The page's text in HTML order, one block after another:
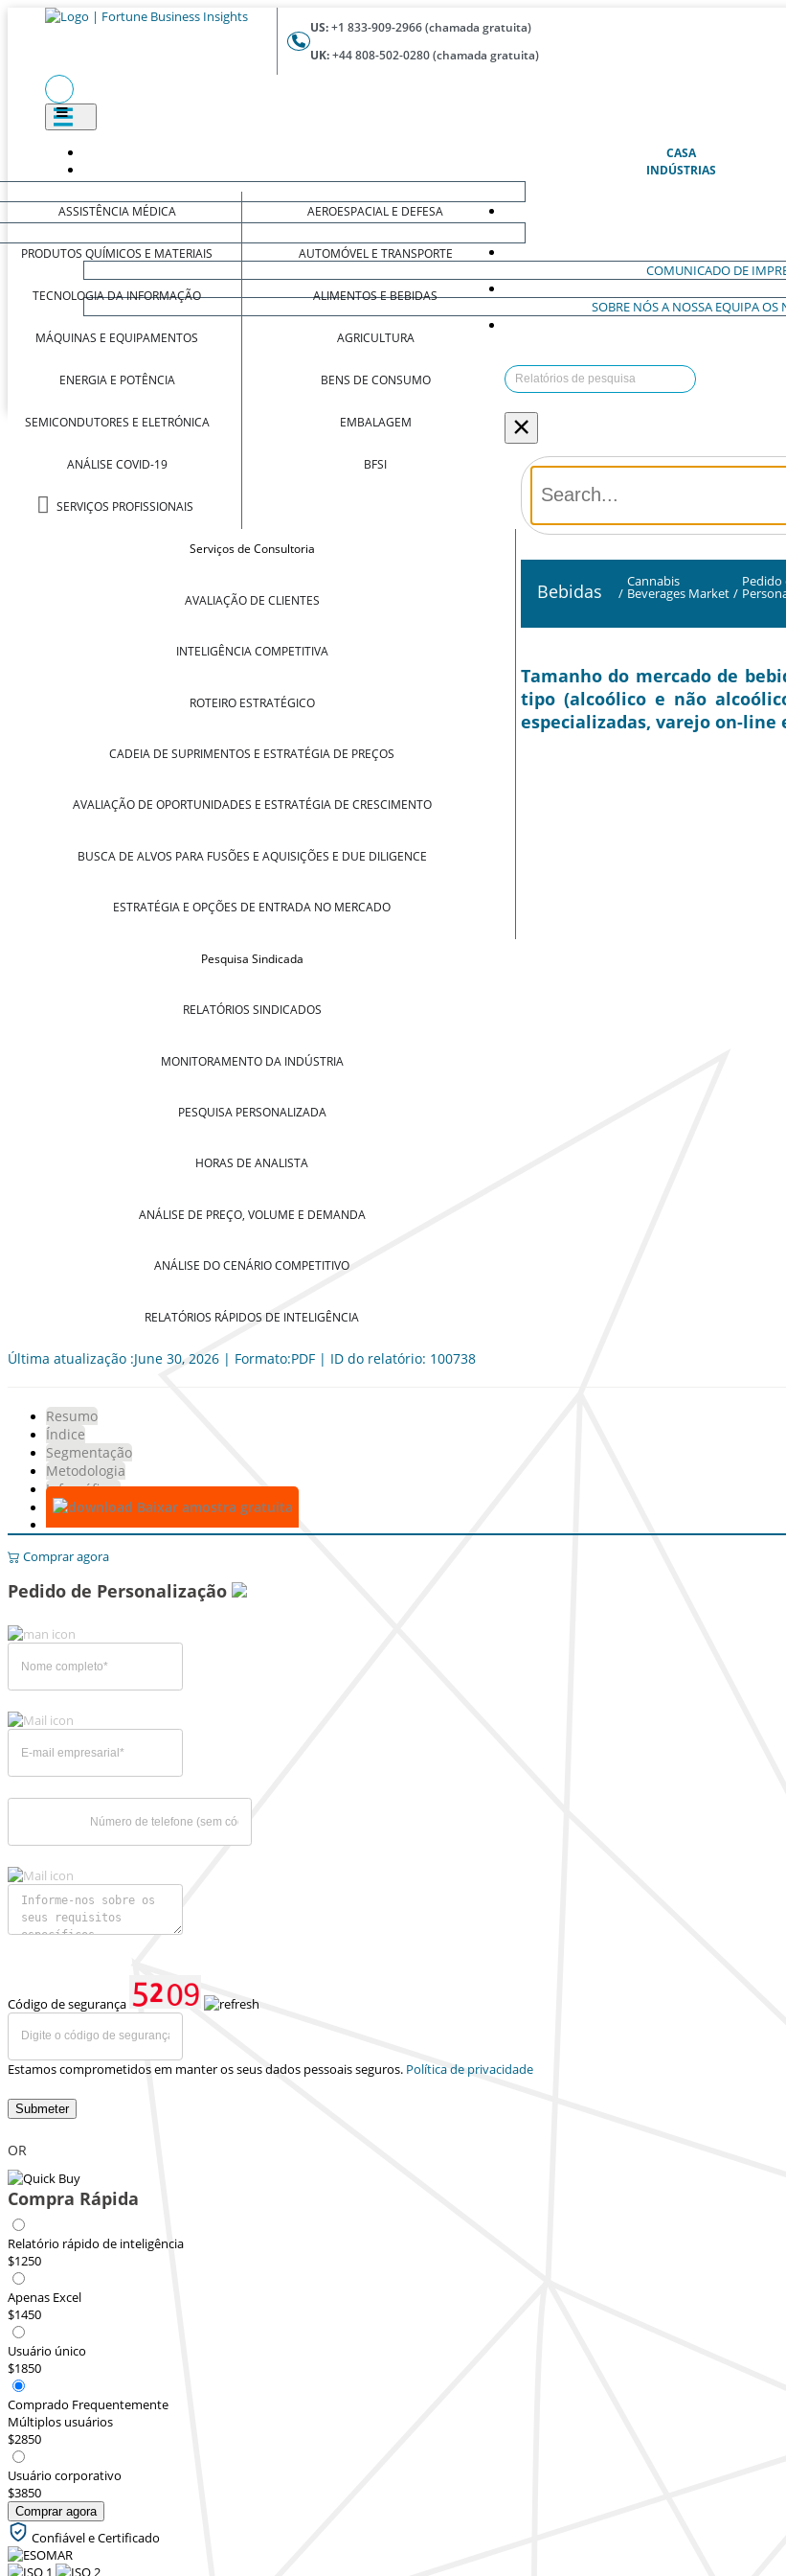
US:+1 833-909-2966 (chamada gratuita)
UK:+44 808-502-0280 (chamada gratuita)
CASA(ATUAL)
INDÚSTRIAS
ASSISTÊNCIA MÉDICA
PRODUTOS QUÍMICOS E MATERIAIS
TECNOLOGIA DA INFORMAÇÃO
MÁQUINAS E EQUIPAMENTOS
ENERGIA E POTÊNCIA
SEMICONDUTORES E ELETRÓNICA
ANÁLISE COVID-19
SERVIÇOS PROFISSIONAIS
AEROESPACIAL E DEFESA
AUTOMÓVEL E TRANSPORTE
ALIMENTOS E BEBIDAS
AGRICULTURA
BENS DE CONSUMO
EMBALAGEM
BFSI
Serviços de Consultoria
AVALIAÇÃO DE CLIENTES
INTELIGÊNCIA COMPETITIVA
ROTEIRO ESTRATÉGICO
CADEIA DE SUPRIMENTOS E ESTRATÉGIA DE PREÇOS
AVALIAÇÃO DE OPORTUNIDADES E ESTRATÉGIA DE CRESCIMENTO
BUSCA DE ALVOS PARA FUSÕES E AQUISIÇÕES E DUE DILIGENCE
ESTRATÉGIA E OPÇÕES DE ENTRADA NO MERCADO
Pesquisa Sindicada
RELATÓRIOS SINDICADOS
MONITORAMENTO DA INDÚSTRIA
PESQUISA PERSONALIZADA
HORAS DE ANALISTA
ANÁLISE DE PREÇO, VOLUME E DEMANDA
ANÁLISE DO CENÁRIO COMPETITIVO
RELATÓRIOS RÁPIDOS DE INTELIGÊNCIA
COMUNICADO DE
SOBRE NÓSA NOSSA EQUIPAOS
×
Bebidas /
Cannabis
Beverages Market /
Pedido
Tamanho do mercado de
tipo (alcoólico e não
especializadas, varejo on-line
Última atualização :June 30, 2026 | Formato:PDF | ID do relatório: 100738
Resumo
Índice
Segmentação
Metodologia
Infográficos
Baixar amostra gratuita
Comprar agora
Pedido de Personalização
Código de segurança
Estamos comprometidos em manter os seus dados pessoais seguros. Política de privacidade
Submeter
OR
Compra Rápida
Relatório rápido de inteligência
$1250
Apenas Excel
$1450
Usuário único
$1850
Comprado Frequentemente
Múltiplos usuários
$2850
Usuário corporativo
$3850
Comprar agora
Confiável e Certificado